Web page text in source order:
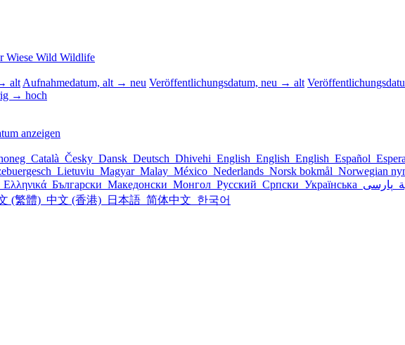
Wiese Wild Wildlife
altAufnahmedatum, alt → neu Veröffentlichungsdatum, neu → alt
→ hoch
anzeigen
Català Česky Dansk Deutsch Dhivehi English English English Español
Lietuviu Magyar Malay México Nederlands Norsk bokmål Norwegian
Ελληνικά Български Македонски Монгол Русский Српски Українська پارسی
(繁體) 中文 (香港) 日本語 简体中文 한국어